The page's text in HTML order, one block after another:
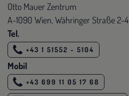
Otto Mauer Zentrum
A-1090 Wien, Währinger Straße 2-4
Tel.
+43 1 51552 - 5104
Mobil
+43 699 11 05 17 68